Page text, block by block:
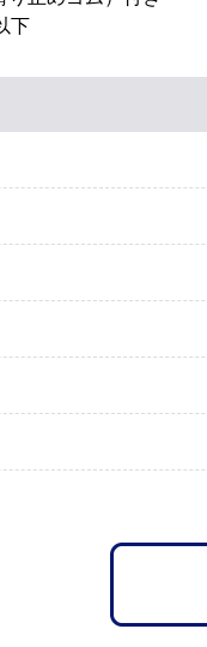
下